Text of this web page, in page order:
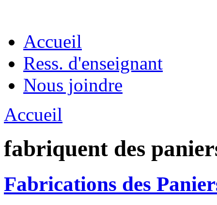
Accueil
Ress. d'enseignant
Nous joindre
Accueil
fabriquent des
Fabrications des